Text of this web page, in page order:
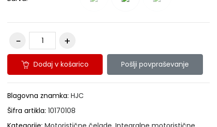
Dodaj v košarico Pošlji povpraševanje
Blagovna znamka: HJC
Šifra artikla: 10170108